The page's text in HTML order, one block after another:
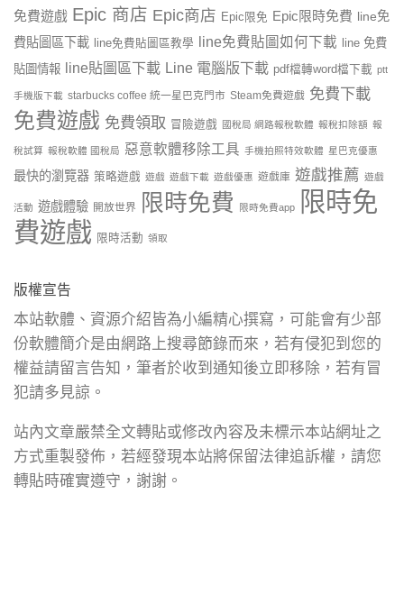
免費遊戲 Epic 商店 Epic商店 Epic限免 Epic限時免費 line免
費貼圖區下載
line免費貼圖區教學 line免費貼圖如何下載
line 免費
貼圖情報
line貼圖區下載 Line 電腦版下載 pdf檔轉word檔下載 ptt
手機版下載 starbucks coffee 統一星巴克門市 Steam免費遊戲 免費下載
免費遊戲 免費領取 冒險遊戲 國稅局 網路報稅軟體 報稅扣除額 報
稅試算 報稅軟體 國稅局 惡意軟體移除工具 手機拍照特效軟體 星巴克優惠
最快的瀏覽器 策略遊戲 遊戲 遊戲下載 遊戲優惠 遊戲庫 遊戲推薦 遊戲
活動 遊戲體驗 開放世界 限時免費 限時免費app
限時免
費遊戲 限時活動 領取
版權宣告
本站軟體、資源介紹皆為小編精心撰寫，可能會有少部
份軟體簡介是由網路上搜尋節錄而來，若有侵犯到您的
權益請留言告知，筆者於收到通知後立即移除，若有冒
犯請多見諒。
站內文章嚴禁全文轉貼或修改內容及未標示本站網址之
方式重製發佈，若經發現本站將保留法律追訴權，請您
轉貼時確實遵守，謝謝。